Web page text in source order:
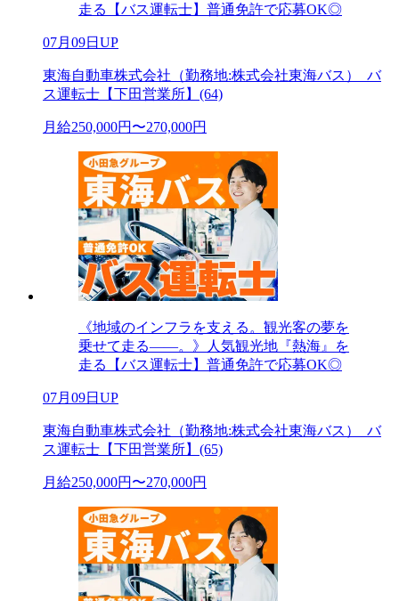
走る【バス運転士】普通免許で応募OK◎
07月09日UP
東海自動車株式会社（勤務地:株式会社東海バス）_バ
ス運転士【下田営業所】(64)
月給250,000円〜270,000円
《地域のインフラを支える。観光客の夢を
乗せて走る――。》人気観光地『熱海』を
走る【バス運転士】普通免許で応募OK◎
07月09日UP
東海自動車株式会社（勤務地:株式会社東海バス）_バ
ス運転士【下田営業所】(65)
月給250,000円〜270,000円